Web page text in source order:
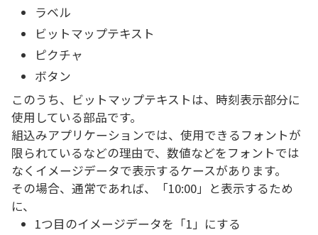
ラベル
ビットマップテキスト
ピクチャ
ボタン
このうち、ビットマップテキストは、時刻表示部分に
使用している部品です。
組込みアプリケーションでは、使用できるフォントが
限られているなどの理由で、数値などをフォントでは
なくイメージデータで表示するケースがあります。
その場合、通常であれば、「10:00」と表示するため
に、
1つ目のイメージデータを「1」にする